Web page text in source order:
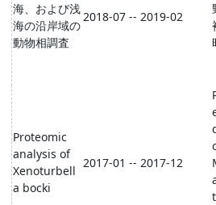
海、および浅
海の沿岸域の
動物相調査
2018-07 -- 2019-02
Proteomic
analysis of
Xenoturbell
a bocki
2017-01 -- 2017-12